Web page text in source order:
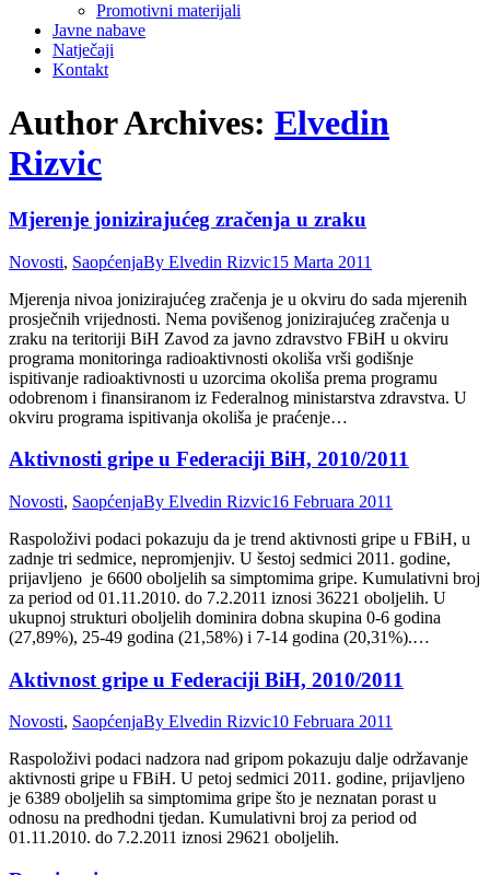
Promotivni materijali
Javne nabave
Natječaji
Kontakt
Author Archives: Elvedin
Rizvic
Mjerenje jonizirajućeg zračenja u zraku
Novosti, SaopćenjaBy Elvedin Rizvic15 Marta 2011
Mjerenja nivoa jonizirajućeg zračenja je u okviru do sada mjerenih
prosječnih vrijednosti. Nema povišenog jonizirajućeg zračenja u
zraku na teritoriji BiH Zavod za javno zdravstvo FBiH u okviru
programa monitoringa radioaktivnosti okoliša vrši godišnje
ispitivanje radioaktivnosti u uzorcima okoliša prema programu
odobrenom i finansiranom iz Federalnog ministarstva zdravstva. U
okviru programa ispitivanja okoliša je praćenje…
Aktivnosti gripe u Federaciji BiH, 2010/2011
Novosti, SaopćenjaBy Elvedin Rizvic16 Februara 2011
Raspoloživi podaci pokazuju da je trend aktivnosti gripe u FBiH, u
zadnje tri sedmice, nepromjenjiv. U šestoj sedmici 2011. godine,
prijavljeno je 6600 oboljelih sa simptomima gripe. Kumulativni broj
za period od 01.11.2010. do 7.2.2011 iznosi 36221 oboljelih. U
ukupnoj strukturi oboljelih dominira dobna skupina 0-6 godina
(27,89%), 25-49 godina (21,58%) i 7-14 godina (20,31%).…
Aktivnost gripe u Federaciji BiH, 2010/2011
Novosti, SaopćenjaBy Elvedin Rizvic10 Februara 2011
Raspoloživi podaci nadzora nad gripom pokazuju dalje održavanje
aktivnosti gripe u FBiH. U petoj sedmici 2011. godine, prijavljeno
je 6389 oboljelih sa simptomima gripe što je neznatan porast u
odnosu na predhodni tjedan. Kumulativni broj za period od
01.11.2010. do 7.2.2011 iznosi 29621 oboljelih.